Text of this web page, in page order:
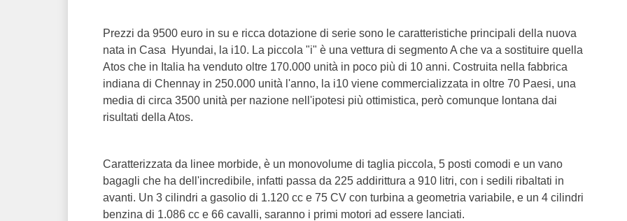
Prezzi da 9500 euro in su e ricca dotazione di serie sono le caratteristiche principali della nuova
nata in Casa Hyundai, la i10. La piccola "i" è una vettura di segmento A che va a sostituire quella
Atos che in Italia ha venduto oltre 170.000 unità in poco più di 10 anni. Costruita nella fabbrica
indiana di Chennay in 250.000 unità l'anno, la i10 viene commercializzata in oltre 70 Paesi, una
media di circa 3500 unità per nazione nell'ipotesi più ottimistica, però comunque lontana dai
risultati della Atos.
Caratterizzata da linee morbide, è un monovolume di taglia piccola, 5 posti comodi e un vano
bagagli che ha dell'incredibile, infatti passa da 225 addirittura a 910 litri, con i sedili ribaltati in
avanti. Un 3 cilindri a gasolio di 1.120 cc e 75 CV con turbina a geometria variabile, e un 4 cilindri
benzina di 1.086 cc e 66 cavalli, saranno i primi motori ad essere lanciati.